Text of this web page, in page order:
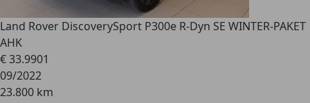
Land Rover DiscoverySport P300e R-Dyn SE WINTER-PAKET
AHK
€ 33.9901
09/2022
23.800 km